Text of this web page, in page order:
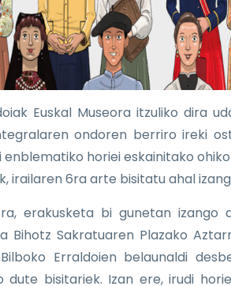
Euskal Museora itzuliko dira
ondoren berriro ireki
enblematiko horiei eskainitako
irailaren 6ra arte bisitatu ahal
erakusketa bi gunetan izango
Bihotz Sakratuaren Plazako
Erraldoien belaunaldi
dute bisitariek. Izan ere, irudi